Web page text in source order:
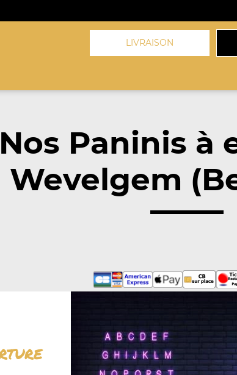
LIVRAISON
Nos Paninis à